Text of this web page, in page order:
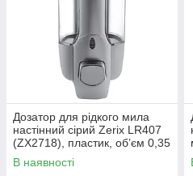
Дозатор для рідкого мила
настінний сірий Zerix LR407
(ZX2718), пластик, об’єм 0,35
л, розміри 80x80x190 мм,
гарантія 12 міс
В наявності